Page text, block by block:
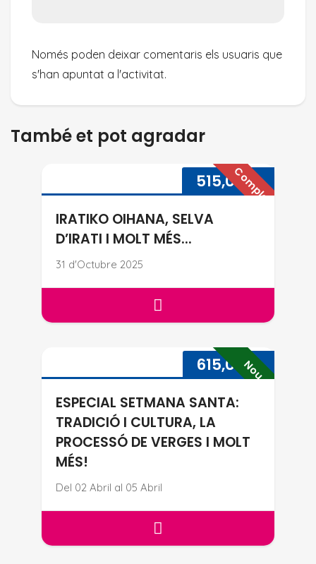
Només poden deixar comentaris els usuaris que
s'han apuntat a l'activitat.
També et pot agradar
IRATIKO OIHANA, SELVA
Complet
515,00€
IRATIKO OIHANA, SELVA
D’IRATI I MOLT MÉS...
31 d'Octubre 2025
IRATIKO OIHANA, SELVA
ESPECIAL SETMANA SANTA:
Nou
615,00€
ESPECIAL SETMANA SANTA:
TRADICIÓ I CULTURA, LA
PROCESSÓ DE VERGES I MOLT
MÉS!
Del 02 Abril al 05 Abril
ESPECIAL SETMANA SANTA: